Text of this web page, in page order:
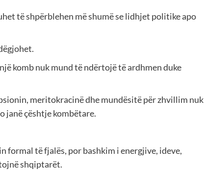
të shpërblehen më shumë se lidhjet politike apo
komb nuk mund të ndërtojë të ardhmen duke
meritokracinë dhe mundësitë për zhvillim nuk
janë çështje kombëtare.
të fjalës, por bashkim i energjive, ideve,
shqiptarët.